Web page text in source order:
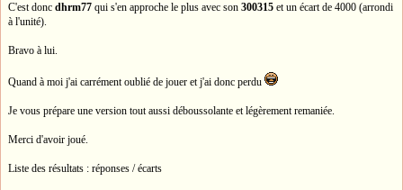
C'est donc dhrm77 qui s'en approche le plus avec son 300315 et un écart de 4000 (arrondi
à l'unité).
Bravo à lui.
Quand à moi j'ai carrément oublié de jouer et j'ai donc perdu
Je vous prépare une version tout aussi déboussolante et légèrement remaniée.
Merci d'avoir joué.
Liste des résultats : réponses / écarts